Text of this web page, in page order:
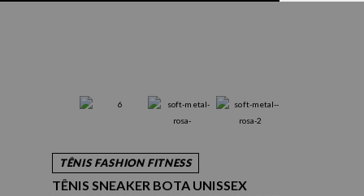
TÊNIS FASHION FITNESS
TÊNIS SNEAKER BOTA UNISSEX